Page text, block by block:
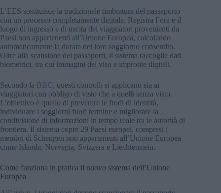
L’EES sostituisce la tradizionale timbratura del passaporto
con un processo completamente digitale. Registra l’ora e il
luogo di ingresso e di uscita dei viaggiatori provenienti da
Paesi non appartenenti all’Unione Europea, calcolando
automaticamente la durata del loro soggiorno consentito.
Oltre alla scansione dei passaporti, il sistema raccoglie dati
biometrici, tra cui immagini del viso e impronte digitali.
Secondo la BBC, questi controlli si applicano sia ai
viaggiatori con obbligo di visto che a quelli senza visto.
L’obiettivo è quello di prevenire le frodi di identità,
individuare i soggiorni fuori termine e migliorare la
condivisione di informazioni in tempo reale tra le autorità di
frontiera. Il sistema copre 29 Paesi europei, compresi i
membri di Schengen non appartenenti all’Unione Europea
come Islanda, Norvegia, Svizzera e Liechtenstein.
Come funziona in pratica il nuovo sistema dell’Unione
Europea